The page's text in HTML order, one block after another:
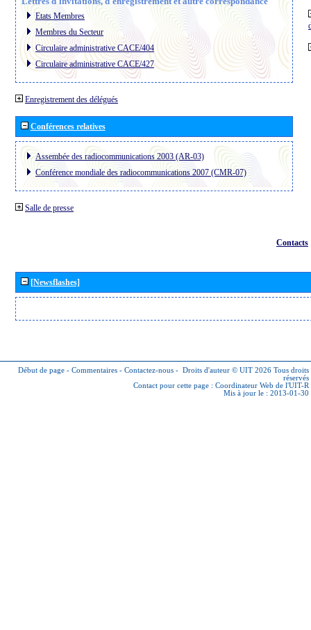
Etats Membres
Membres du Secteur
Circulaire administrative CACE/404
Circulaire administrative CACE/427
Enregistrement des délégués
Conférences relatives
Assembée des radiocommunications 2003 (AR-03)
Conférence mondiale des radiocommunications 2007 (CMR-07)
Salle de presse
Contacts
[Newsflashes]
Début de page - Commentaires - Contactez-nous - Droits d'auteur © UIT 2026 Tous droits
réservés
Contact pour cette page : Coordinateur Web de l'UIT-R
Mis à jour le : 2013-01-30